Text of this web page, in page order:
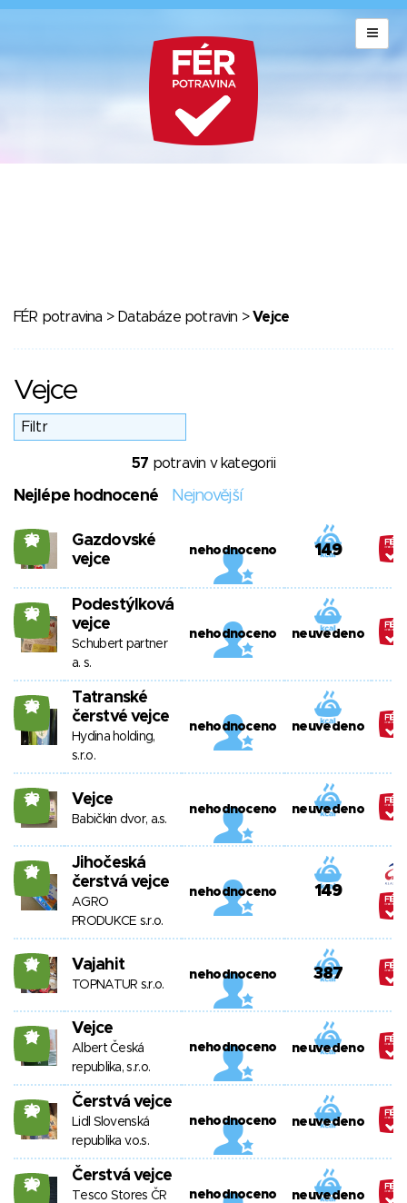
FÉR potravina > Databáze potravin >Vejce
Vejce
57 potravin v kategorii
Nejlépe hodnocené Nejnovější
23
Gazdovské
vejce
nehodnoceno 149
23
Podestýlková
vejce
Schubert partner
a. s.
nehodnoceno neuvedeno
23
Tatranské
čerstvé vejce
Hydina holding,
s.r.o.
nehodnoceno neuvedeno
23 Vejce
Babičkin dvor, a.s.
nehodnoceno neuvedeno
21
Jihočeská
čerstvá vejce
AGRO
PRODUKCE s.r.o.
nehodnoceno 149
21 Vajahit
TOPNATUR s.r.o.
nehodnoceno 387
21 Vejce
Albert Česká
republika, s.r.o.
nehodnoceno neuvedeno
20 Čerstvá vejce
Lidl Slovenská
republika v.o.s.
nehodnoceno neuvedeno
20 Čerstvá vejce
Tesco Stores ČR
nehodnoceno neuvedeno